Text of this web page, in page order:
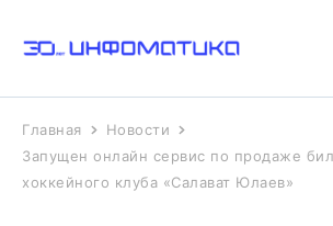
Главная
Новости
Запущен онлайн сервис по продаже
хоккейного клуба «Салават Юлаев»